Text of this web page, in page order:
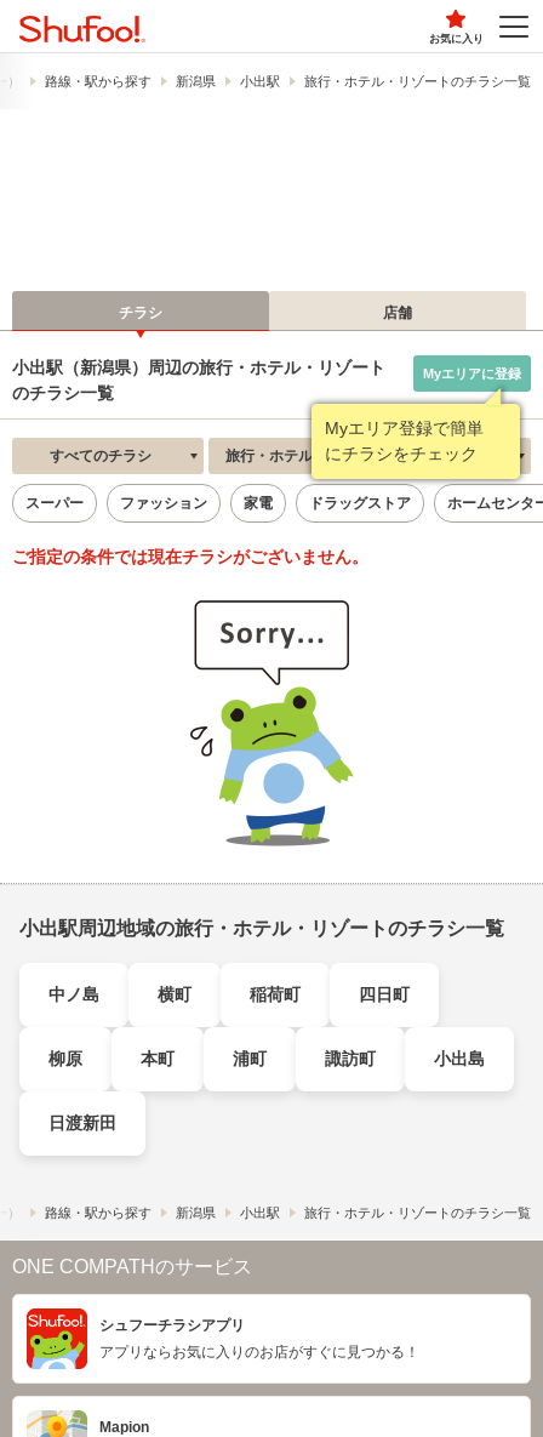
お気に入り
路線・駅から探す 新潟県 小出駅 旅行・ホテル・リゾートのチラシ一覧
チラシ 店舗
小出駅（新潟県）周辺の旅行・ホテル・リゾート
のチラシ一覧
Myエリア登録で簡単
にチラシをチェック
Myエリアに登録
すべてのチラシ 旅行・ホテル・リゾート 新着順
スーパー ファッション 家電 ドラッグストア ホームセンタ
ご指定の条件では現在チラシがございません。
小出駅周辺地域の旅行・ホテル・リゾートのチラシ一覧
中ノ島 横町 稲荷町 四日町
柳原 本町 浦町 諏訪町 小出島
日渡新田
路線・駅から探す 新潟県 小出駅 旅行・ホテル・リゾートのチラシ一覧
ONE COMPATHのサービス
シュフーチラシアプリ
アプリならお気に入りのお店がすぐに見つかる！
Mapion